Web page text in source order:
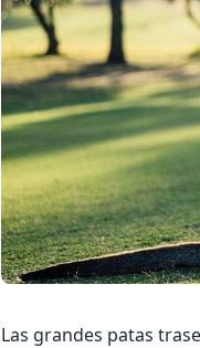
Las grandes patas